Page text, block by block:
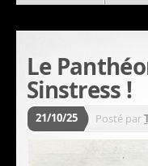
Le
Sinstress !
21/10/25 Posté par